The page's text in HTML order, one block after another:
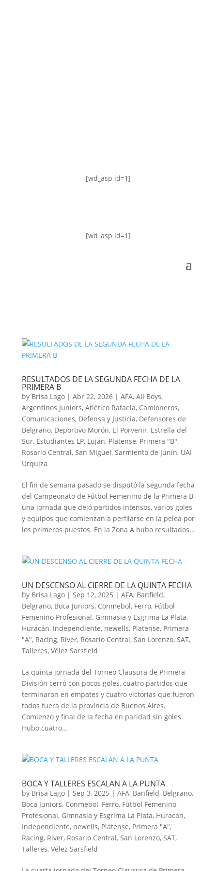
[wd_asp id=1]
[wd_asp id=1]
RESULTADOS DE LA SEGUNDA FECHA DE LA
PRIMERA B
by Brisa Lago| Abr 22, 2026| AFA, All Boys,
Argentinos Juniors, Atlético Rafaela, Camioneros,
Comunicaciones, Defensa y Justicia, Defensores de
Belgrano, Deportivo Morón, El Porvenir, Estrella del
Sur, Estudiantes LP, Luján, Platense, Primera "B",
Rosario Central, San Miguel, Sarmiento de Junín, UAI
Urquiza
El fin de semana pasado se disputó la segunda fecha
del Campeonato de Fútbol Femenino de la Primera B,
una jornada que dejó partidos intensos, varios goles
y equipos que comienzan a perfilarse en la pelea por
los primeros puestos. En la Zona A hubo resultados...
UN DESCENSO AL CIERRE DE LA QUINTA FECHA
by Brisa Lago| Sep 12, 2025 | AFA, Banfield,
Belgrano, Boca Juniors, Conmebol, Ferro, Fútbol
Femenino Profesional, Gimnasia y Esgrima La Plata,
Huracán, Independiente, newells, Platense, Primera
"A", Racing, River, Rosario Central, San Lorenzo, SAT,
Talleres, Vélez Sarsfield
La quinta jornada del Torneo Clausura de Primera
División cerró con pocos goles, cuatro partidos que
terminaron en empates y cuatro victorias que fueron
todos fuera de la provincia de Buenos Aires.
Comienzo y final de la fecha en paridad sin goles
Hubo cuatro...
BOCA Y TALLERES ESCALAN A LA PUNTA
by Brisa Lago| Sep 3, 2025 | AFA, Banfield, Belgrano,
Boca Juniors, Conmebol, Ferro, Fútbol Femenino
Profesional, Gimnasia y Esgrima La Plata, Huracán,
Independiente, newells, Platense, Primera "A",
Racing, River, Rosario Central, San Lorenzo, SAT,
Talleres, Vélez Sarsfield